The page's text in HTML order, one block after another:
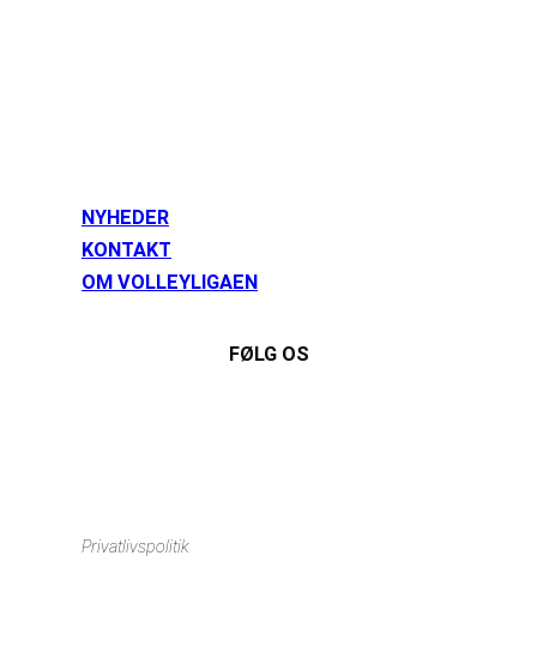
NYHEDER
KONTAKT
OM VOLLEYLIGAEN
FØLG OS
Privatlivspolitik